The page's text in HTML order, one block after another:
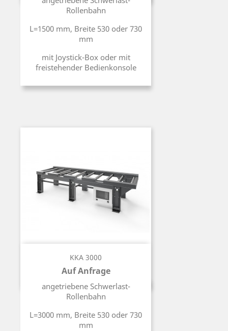
Rollenbahn
L=1500 mm, Breite 530 oder 730
mm
mit Joystick-Box oder mit
freistehender Bedienkonsole
KKA 3000
Auf Anfrage
Preis
angetriebene Schwerlast-
Rollenbahn
L=3000 mm, Breite 530 oder 730
mm